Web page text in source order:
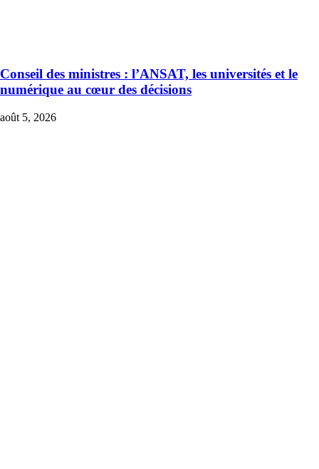
Conseil des ministres : l’ANSAT, les universités et le
numérique au cœur des décisions
août 5, 2026